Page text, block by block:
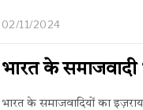
02/11/2024
भारत के समाजवादी
भारत के समाजवादियों का